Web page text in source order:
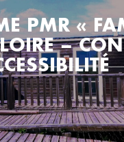
PMR «
–